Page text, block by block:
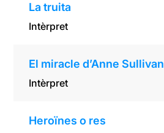
La truita
Intèrpret
El miracle d’Anne Sullivan
Intèrpret
Heroïnes o res